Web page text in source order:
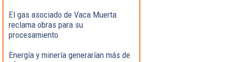
El gas asociado de Vaca Muerta
reclama obras para su
procesamiento
Energía y minería generarían más de